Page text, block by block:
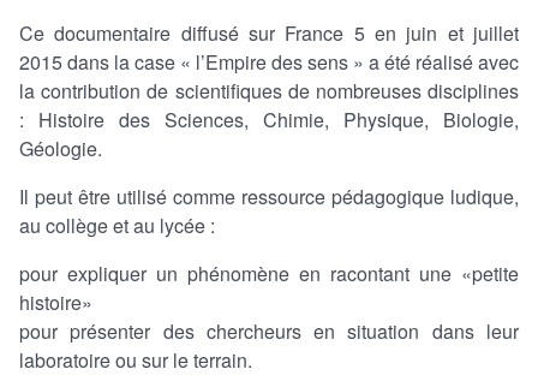
Ce documentaire diffusé sur France 5 en juin et juillet
2015 dans la case « l’Empire des sens » a été réalisé avec
la contribution de scientifiques de nombreuses disciplines
: Histoire des Sciences, Chimie, Physique, Biologie,
Géologie.
Il peut être utilisé comme ressource pédagogique ludique,
au collège et au lycée :
pour expliquer un phénomène en racontant une «petite
histoire»
pour présenter des chercheurs en situation dans leur
laboratoire ou sur le terrain.